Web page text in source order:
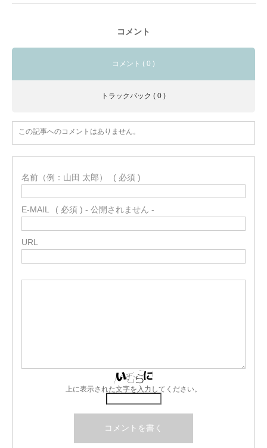
コメント
コメント ( 0 )
トラックバック ( 0 )
この記事へのコメントはありません。
名前（例：山田 太郎） ( 必須 )
E-MAIL ( 必須 ) - 公開されません -
URL
上に表示された文字を入力してください。